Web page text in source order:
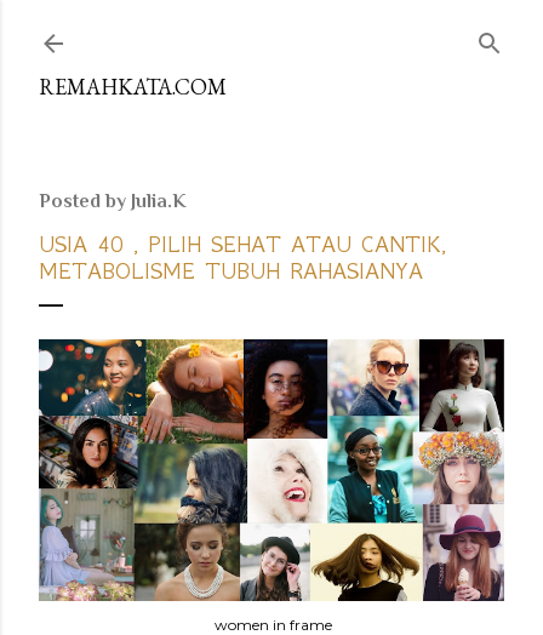
REMAHKATA.COM
Posted by Julia.K
USIA 40 , PILIH SEHAT ATAU CANTIK,
METABOLISME TUBUH RAHASIANYA
women in frame